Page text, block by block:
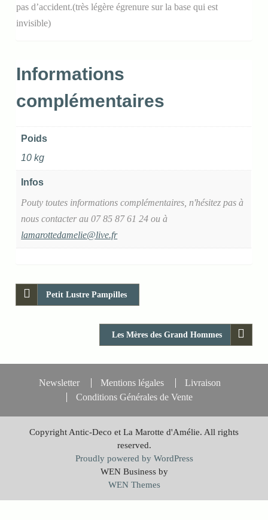
pas d’accident.(très légère égrenure sur la base qui est
invisible)
Informations
complémentaires
Poids
10 kg
Infos
Pouty toutes informations complémentaires, n'hésitez pas à
nous contacter au 07 85 87 61 24 ou à
lamarottedamelie@live.fr
Petit Lustre Pampilles
Les Mères des Grand Hommes
Newsletter Mentions légales
Livraison
Conditions Générales de Vente
Copyright Antic-Deco et La Marotte d'Amélie. All rights
reserved.
Proudly powered by WordPress
WEN Business by
WEN Themes